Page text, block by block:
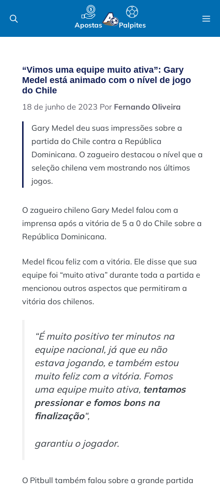
para
Apostas Palpites
“Vimos uma equipe muito ativa”: Gary
Medel está animado com o nível de jogo
do Chile
18 de junho de 2023 Por Fernando Oliveira
Gary Medel deu suas impressões sobre a
partida do Chile contra a República
Dominicana. O zagueiro destacou o nível que a
seleção chilena vem mostrando nos últimos
jogos.
O zagueiro chileno Gary Medel falou com a
imprensa após a vitória de 5 a 0 do Chile sobre a
República Dominicana.
Medel ficou feliz com a vitória. Ele disse que sua
equipe foi “muito ativa” durante toda a partida e
mencionou outros aspectos que permitiram a
vitória dos chilenos.
“É muito positivo ter minutos na
equipe nacional, já que eu não
estava jogando, e também estou
muito feliz com a vitória. Fomos
uma equipe muito ativa, tentamos
pressionar e fomos bons na
finalização“,
garantiu o jogador.
O Pitbull também falou sobre a grande partida